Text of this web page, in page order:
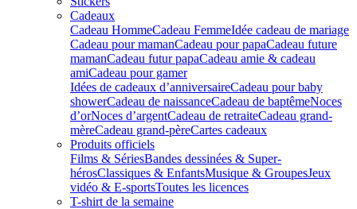
Cadeaux
Cadeau HommeCadeau FemmeIdée cadeau de mariage​
Cadeau pour mamanCadeau pour papaCadeau future
mamanCadeau futur papaCadeau amie & cadeau
amiCadeau pour gamer
Idées de cadeaux d’anniversaireCadeau pour baby
showerCadeau de naissanceCadeau de baptêmeNoces
d’orNoces d’argentCadeau de retraiteCadeau grand-
mèreCadeau grand-pèreCartes cadeaux
Produits officiels
Films & SériesBandes dessinées & Super-
hérosClassiques & EnfantsMusique & GroupesJeux
vidéo & E-sportsToutes les licences
T-shirt de la semaine